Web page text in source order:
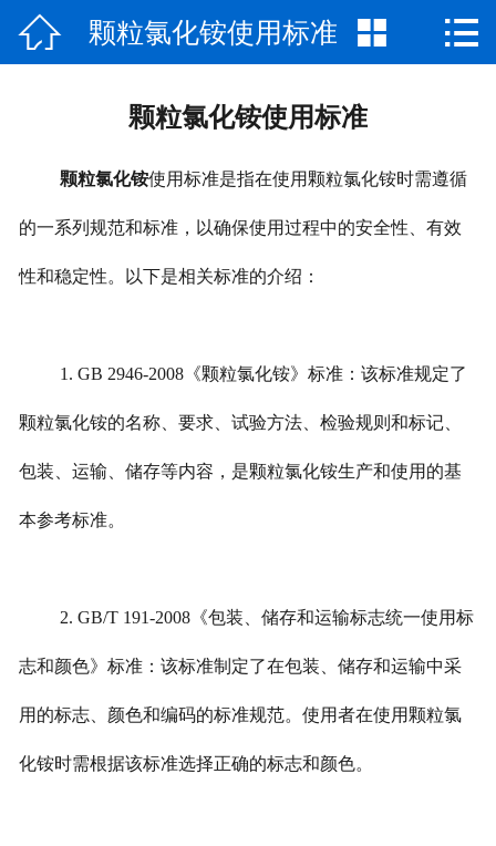
 网站首页
联系我们
 颗粒氯化铵使用标准  
颗粒氯化铵使用标准
颗粒氯化铵使用标准是指在使用颗粒氯化铵时需遵循
的一系列规范和标准，以确保使用过程中的安全性、有效
性和稳定性。以下是相关标准的介绍：
1. GB 2946-2008《颗粒氯化铵》标准：该标准规定了
颗粒氯化铵的名称、要求、试验方法、检验规则和标记、
包装、运输、储存等内容，是颗粒氯化铵生产和使用的基
本参考标准。
2. GB/T 191-2008《包装、储存和运输标志统一使用标
志和颜色》标准：该标准制定了在包装、储存和运输中采
用的标志、颜色和编码的标准规范。使用者在使用颗粒氯
化铵时需根据该标准选择正确的标志和颜色。